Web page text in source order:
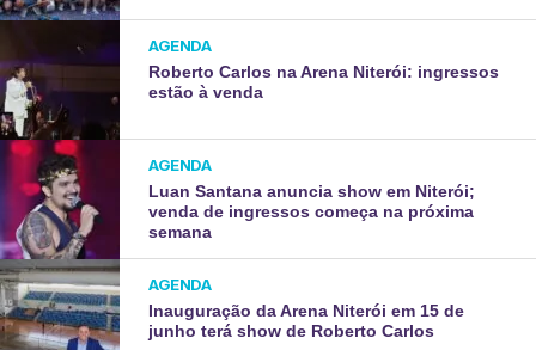
AGENDA
Roberto Carlos na Arena Niterói: ingressos
estão à venda
AGENDA
Luan Santana anuncia show em Niterói;
venda de ingressos começa na próxima
semana
AGENDA
Inauguração da Arena Niterói em 15 de
junho terá show de Roberto Carlos